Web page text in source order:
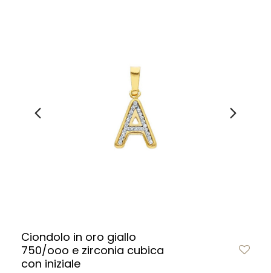
Ciondolo in oro giallo
750/ooo e zirconia cubica
con iniziale